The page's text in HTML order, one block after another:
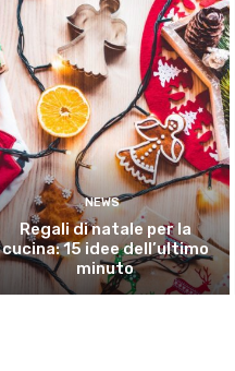
NEWS
Regali di natale per la
cucina: 15 idee dell’ultimo
minuto